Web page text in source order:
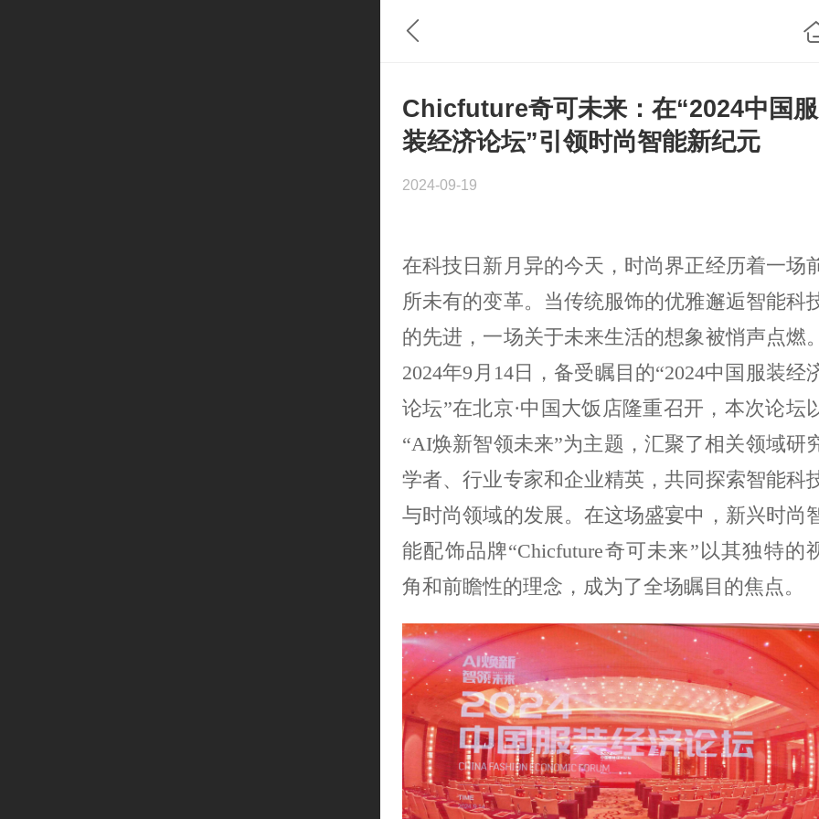
Chicfuture奇可未来：在“2024中国服
装经济论坛”引领时尚智能新纪元
2024-09-19
在科技日新月异的今天，时尚界正经历着一场
所未有的变革。当传统服饰的优雅邂逅智能科
的先进，一场关于未来生活的想象被悄声点燃。
2024年9 月 14日，备受瞩目的“2024中国服装经
论坛”在北京·中国大饭店隆重召开，本次论坛
“AI焕新智领未来”为主题，汇聚了相关领域研
学者、行业专家和企业精英，共同探索智能科
与时尚领域的发展。在这场盛宴中，新兴时尚
能配饰品牌“Chicfuture奇可未来”以其独特的
角和前瞻性的理念，成为了全场瞩目的焦点。